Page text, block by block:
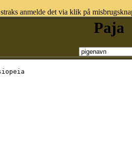
anmelde det via klik på
Paja